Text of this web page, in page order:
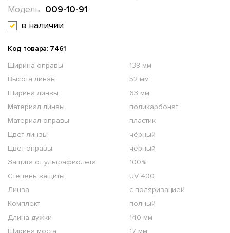
009-10-91
Модель
в наличии
Код товара: 7461
Ширина оправы
138 мм
Высота линзы
52 мм
Ширина линзы
63 мм
Материал линзы
поликарбонат
Материал оправы
пластик
Цвет линзы
чёрный
Цвет оправы
чёрный
Защита от ультрафиолета
100%
Степень защиты
UV 400
Линза
с поляризацией
Комплект
полный
Длина дужки
140 мм